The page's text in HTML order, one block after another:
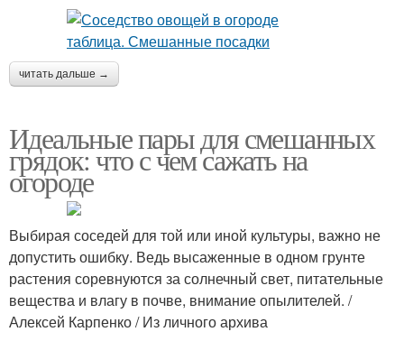
читать дальше →
Идеальные пары для смешанных
грядок: что с чем сажать на
огороде
Выбирая соседей для той или иной культуры, важно не
допустить ошибку. Ведь высаженные в одном грунте
растения соревнуются за солнечный свет, питательные
вещества и влагу в почве, внимание опылителей. /
Алексей Карпенко / Из личного архива